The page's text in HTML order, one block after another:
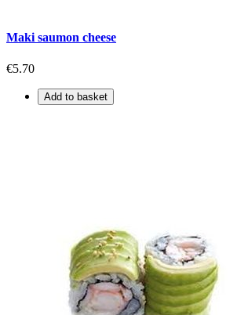
Maki saumon cheese
€5.70
Add to basket